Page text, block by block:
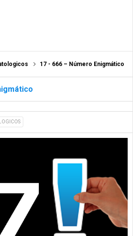
17 - 666 – Número Enigmático